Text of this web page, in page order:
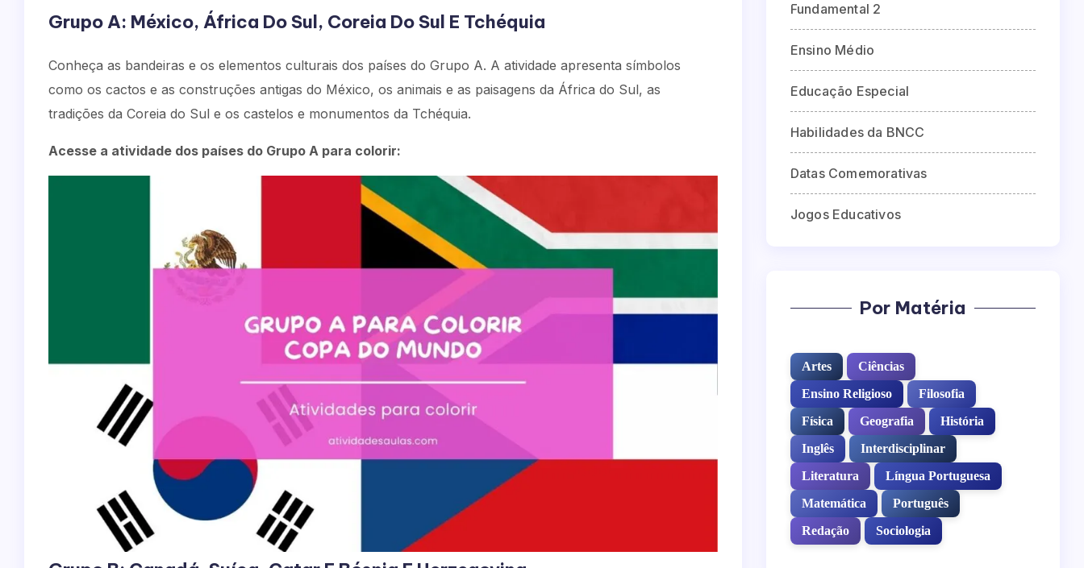
Grupo A: México, África Do Sul, Coreia Do Sul E Tchéquia
Conheça as bandeiras e os elementos culturais dos países do Grupo A. A atividade apresenta símbolos
como os cactos e as construções antigas do México, os animais e as paisagens da África do Sul, as
tradições da Coreia do Sul e os castelos e monumentos da Tchéquia.
Acesse a atividade dos países do Grupo A para colorir:
Fundamental 2
Ensino Médio
Educação Especial
Habilidades da BNCC
Datas Comemorativas
Jogos Educativos
Por Matéria
Artes
Ciências
Ensino Religioso
Filosofia
Física
Geografia
História
Inglês
Interdisciplinar
Literatura
Língua Portuguesa
Matemática
Português
Redação
Sociologia